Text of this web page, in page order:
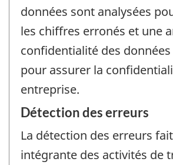
données sont analysées
les chiffres erronés et une
confidentialité des
pour assurer la
entreprise.
Détection des erreurs
La détection des erreurs
intégrante des activités de